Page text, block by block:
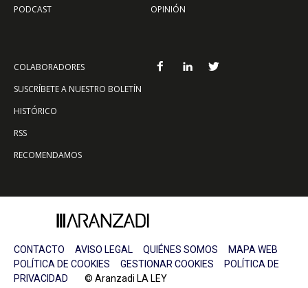
PODCAST
OPINIÓN
COLABORADORES
SUSCRÍBETE A NUESTRO BOLETÍN
HISTÓRICO
RSS
RECOMENDAMOS
CONTACTO AVISO LEGAL QUIÉNES SOMOS
MAPA WEB
POLÍTICA DE COOKIES
GESTIONAR COOKIES
POLÍTICA DE
PRIVACIDAD © Aranzadi LA LEY